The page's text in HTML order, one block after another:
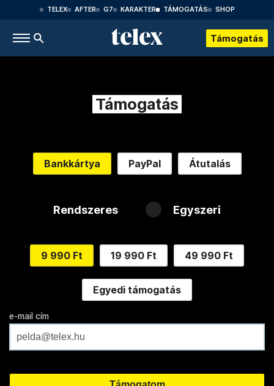
TELEX AFTER G7 KARAKTER TÁMOGATÁS SHOP
Támogatás
Támogatás
Bankkártya PayPal Átutalás
Rendszeres Egyszeri
9 990 Ft 19 990 Ft 49 990 Ft
Egyedi támogatás
e-mail cím